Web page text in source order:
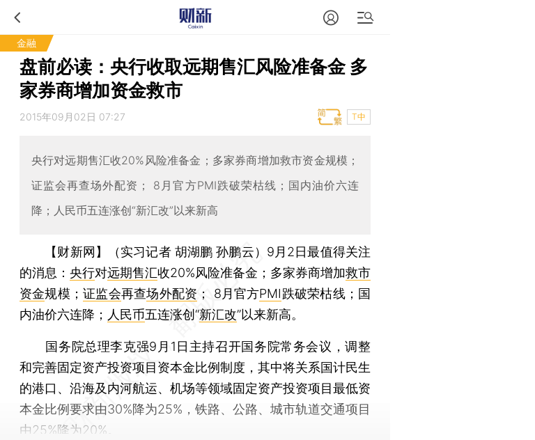
金融
盘前必读：央行收取远期售汇风险准备金 多
家券商增加资金救市
2015年09月02日 07:27 T中
央行对远期售汇收20%风险准备金；多家券商增加救市资金规模；
证监会再查场外配资； 8月官方PMI跌破荣枯线；国内油价六连
降；人民币五连涨创“新汇改”以来新高
【财新网】（实习记者 胡湖鹏 孙鹏云） 9月2日最值得关注
的消息： 央行对远期售汇收20%风险准备金；多家券商增加救市
资金规模； 证监会再查场外配资 ； 8月官方PMI跌破荣枯线；国
内油价六连降； 人民币五连涨创“新汇改”以来新高。
国务院总理李克强9月1日主持召开国务院常务会议，调整
和完善固定资产投资项目资本金比例制度，其中将关系国计民生
的港口、沿海及内河航运、机场等领域固定资产投资项目最低资
本金比例要求由30%降为25%，铁路、公路、城市轨道交通项目
由25%降为20%。